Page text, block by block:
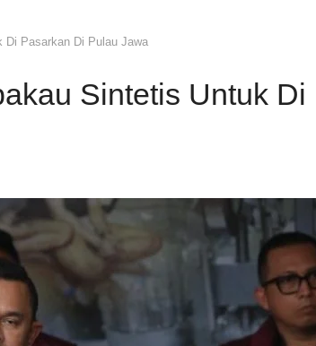
Di Pasarkan Di Pulau Jawa
Sintetis Untuk Di